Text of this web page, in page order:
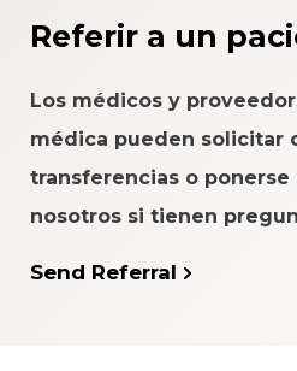
Referir a un
Los médicos y
médica pueden solicitar
transferencias o
nosotros si tienen
Send Referral